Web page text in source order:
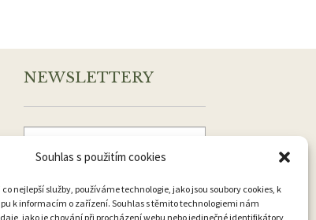
Souhlas s použitím cookies
nejlepší služby, používáme technologie, jako jsou soubory cookies, k
k informacím o zařízení. Souhlas s těmito technologiemi nám
jako je chování při procházení webu nebo jedinečné identifikátory
NEWSLETTERY